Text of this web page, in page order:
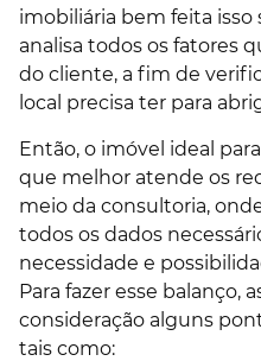
imobiliária bem feita isso
analisa todos os fatores
do cliente, a fim de
local precisa ter para
Então, o imóvel ideal
que melhor atende os
meio da consultoria,
todos os dados
necessidade e
Para fazer esse balanço,
consideração alguns
tais como: